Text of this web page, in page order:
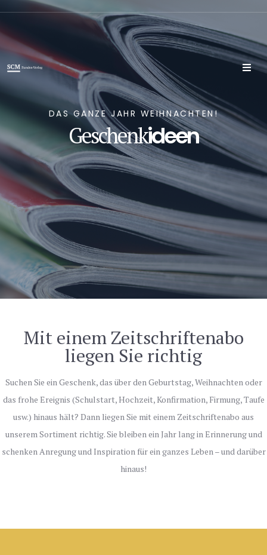
DAS GANZE JAHR WEIHNACHTEN!
Geschenkideen
Mit einem Zeitschriftenabo
liegen Sie richtig
Suchen Sie ein Geschenk, das über den Geburtstag, Weihnachten oder
das frohe Ereignis (Schulstart, Hochzeit, Konfirmation, Firmung, Taufe
usw.) hinaus hält? Dann liegen Sie mit einem Zeitschriftenabo aus
unserem Sortiment richtig. Sie bleiben ein Jahr lang in Erinnerung und
schenken Anregung und Inspiration für ein ganzes Leben – und darüber
hinaus!